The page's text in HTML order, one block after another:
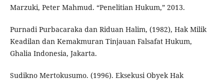
Marzuki, Peter Mahmud. “Penelitian Hukum,” 2013.
Purnadi Purbacaraka dan Riduan Halim, (1982), Hak Milik
Keadilan dan Kemakmuran Tinjauan Falsafat Hukum,
Ghalia Indonesia, Jakarta.
Sudikno Mertokusumo. (1996). Eksekusi Obyek Hak